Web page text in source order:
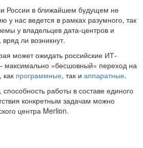
России в ближайшем будущем не
у нас ведется в рамках разумного, так
у владельцев дата-центров и
ли возникнут.
может ожидать российские ИТ-
максимально «бесшовный» переход на
как программные, так и аппаратные.
работы в составе единого
конкретным задачам можно
центра Merlion.